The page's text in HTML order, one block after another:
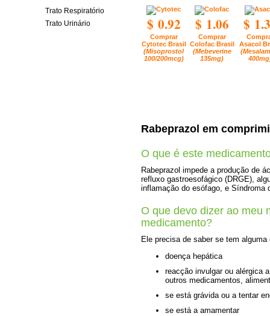
Trato Respiratório
Trato Urinário
$ 0.92
Comprar
Cytotec Brasil
(Misoprostol
100/200mcg)
$ 1.06
Comprar
Colofac Brasil
(Mebeverine
135mg)
$
Asacol
Rabeprazol em
O que é este
Rabeprazol impede a produção de
refluxo gastroesofágico (DRGE),
inflamação do esófago, e Síndroma
O que devo dizer ao meu
medicamento?
Ele precisa de saber se tem
doença hepática
reacção invulgar ou alérgica
outros medicamentos,
se está grávida ou a tentar
se está a amamentar